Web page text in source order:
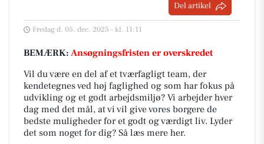
Del artikel
Fredag d. 05. dec. 2025 - kl. 11:11
BEMÆRK: Ansøgningsfristen er overskredet
Vil du være en del af et tværfagligt team, der
kendetegnes ved høj faglighed og som har fokus på
udvikling og et godt arbejdsmiljø? Vi arbejder hver
dag med det mål, at vi vil give vores borgere de
bedste muligheder for et godt og værdigt liv. Lyder
det som noget for dig? Så læs mere her.